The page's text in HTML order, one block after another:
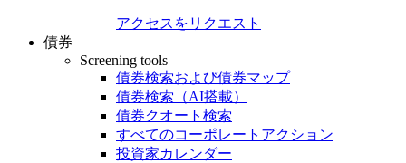
アクセスをリクエスト
債券
Screening tools
債券検索および債券マップ
債券検索（AI搭載）
債券クオート検索
すべてのコーポレートアクション
投資家カレンダー